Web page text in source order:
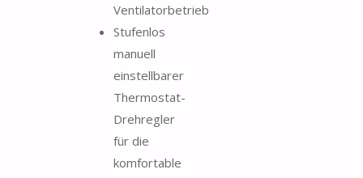
Ventilatorbetrieb
Stufenlos
manuell
einstellbarer
Thermostat-
Drehregler
für die
komfortable